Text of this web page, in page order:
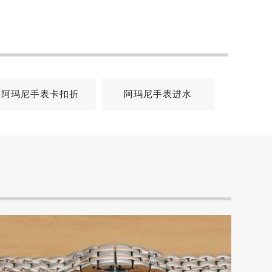
阿玛尼手表卡扣折 阿玛尼手表进水